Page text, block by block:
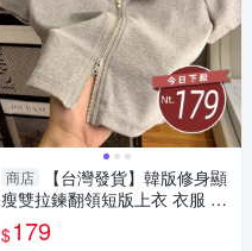
商店
【台灣發貨】韓版修身顯
瘦雙拉鍊翻領短版上衣 衣服 女
裝 t恤 短袖t恤 上衣【T526】
$179